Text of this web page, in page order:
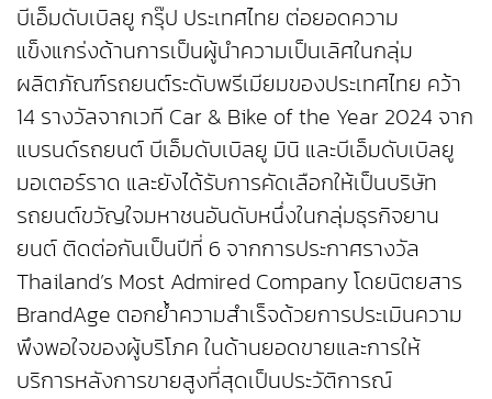
บีเอ็มดับเบิลยู กรุ๊ป ประเทศไทย ต่อยอดความ
แข็งแกร่งด้านการเป็นผู้นำความเป็นเลิศในกลุ่ม
ผลิตภัณฑ์รถยนต์ระดับพรีเมียมของประเทศไทย คว้า
14 รางวัลจากเวที Car & Bike of the Year 2024 จาก
แบรนด์รถยนต์ บีเอ็มดับเบิลยู มินิ และบีเอ็มดับเบิลยู
มอเตอร์ราด และยังได้รับการคัดเลือกให้เป็นบริษัท
รถยนต์ขวัญใจมหาชนอันดับหนึ่งในกลุ่มธุรกิจยาน
ยนต์ ติดต่อกันเป็นปีที่ 6 จากการประกาศรางวัล
Thailand’s Most Admired Company โดยนิตยสาร
BrandAge ตอกย้ำความสำเร็จด้วยการประเมินความ
พึงพอใจของผู้บริโภค ในด้านยอดขายและการให้
บริการหลังการขายสูงที่สุดเป็นประวัติการณ์